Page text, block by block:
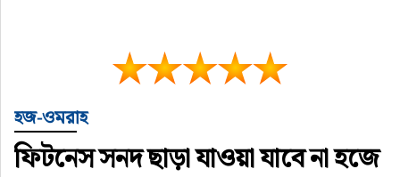
হজ-ওমরাহ
ফিটনেস সনদ ছাড়া যাওয়া যাবে না হজে